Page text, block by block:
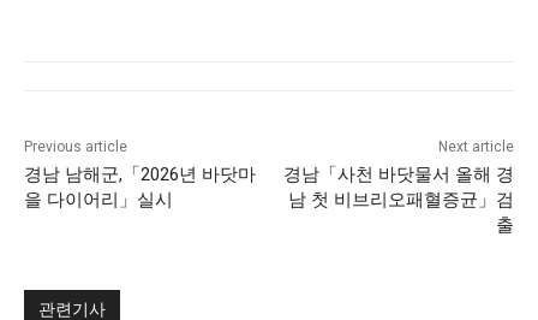
Previous article
경남 남해군,「2026년 바닷마
을 다이어리」실시
Next article
경남「사천 바닷물서 올해 경
남 첫 비브리오패혈증균」검
출
관련기사